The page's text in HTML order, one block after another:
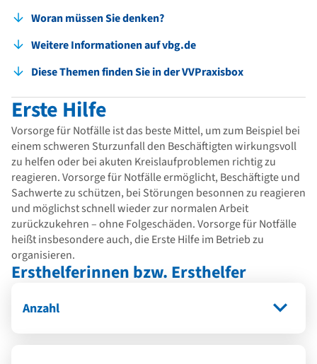
Woran müssen Sie denken?
Weitere Informationen auf vbg.de
Diese Themen finden Sie in der VVPraxisbox
Erste Hilfe
Vorsorge für Notfälle ist das beste Mittel, um zum Beispiel bei
einem schweren Sturzunfall den Beschäftigten wirkungsvoll
zu helfen oder bei akuten Kreislaufproblemen richtig zu
reagieren. Vorsorge für Notfälle ermöglicht, Beschäftigte und
Sachwerte zu schützen, bei Störungen besonnen zu reagieren
und möglichst schnell wieder zur normalen Arbeit
zurückzukehren – ohne Folgeschäden. Vorsorge für Notfälle
heißt insbesondere auch, die Erste Hilfe im Betrieb zu
organisieren.
Ersthelferinnen bzw. Ersthelfer
Anzahl